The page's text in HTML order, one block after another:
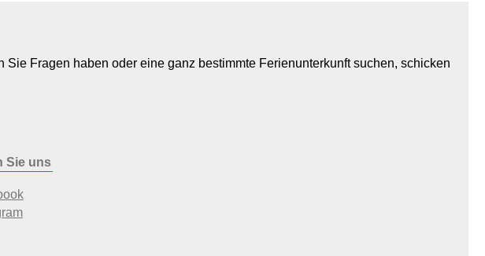
Fragen haben oder eine ganz bestimmte Ferienunterkunft suchen, schicken
Sie uns